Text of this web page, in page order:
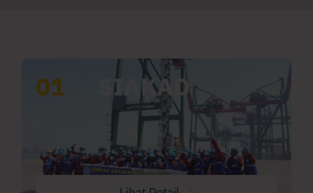
01 SIAKAD